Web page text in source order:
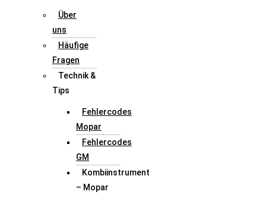
Über
uns
Häufige
Fragen
Technik &
Tips
Fehlercodes
Mopar
Fehlercodes
GM
Kombiinstrument
– Mopar